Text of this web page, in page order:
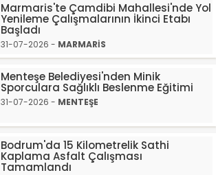
Marmaris'te Çamdibi Mahallesi'nde Yol
Yenileme Çalışmalarının İkinci Etabı
Başladı
31-07-2026 - MARMARİS
Menteşe Belediyesi'nden Minik
Sporculara Sağlıklı Beslenme Eğitimi
31-07-2026 - MENTEŞE
Bodrum'da 15 Kilometrelik Sathi
Kaplama Asfalt Çalışması
Tamamlandı